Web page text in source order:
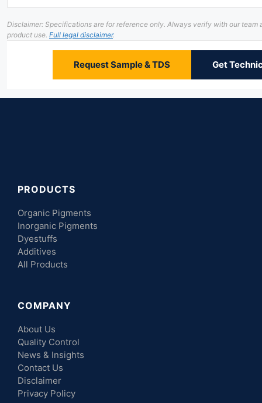
Disclaimer: Specifications are for reference only. Always verify with our team
product use. Full legal disclaimer.
Request Sample & TDS Get
PRODUCTS
Organic Pigments
Inorganic Pigments
Dyestuffs
Additives
All Products
COMPANY
About Us
Quality Control
News & Insights
Contact Us
Disclaimer
Privacy Policy